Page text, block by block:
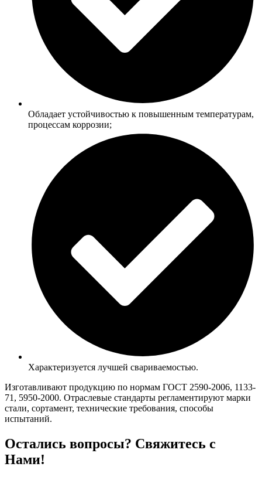
Обладает устойчивостью к повышенным температурам,
процессам коррозии;
Характеризуется лучшей свариваемостью.
Изготавливают продукцию по нормам ГОСТ 2590-2006, 1133-
71, 5950-2000. Отраслевые стандарты регламентируют марки
стали, сортамент, технические требования, способы
испытаний.
Остались вопросы? Свяжитесь с
Нами!